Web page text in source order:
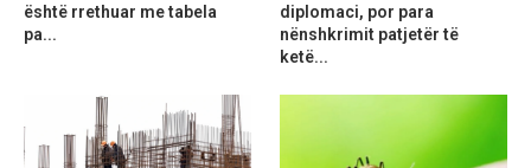
është rrethuar me tabela
pa...
diplomaci, por para
nënshkrimit patjetër të
ketë...